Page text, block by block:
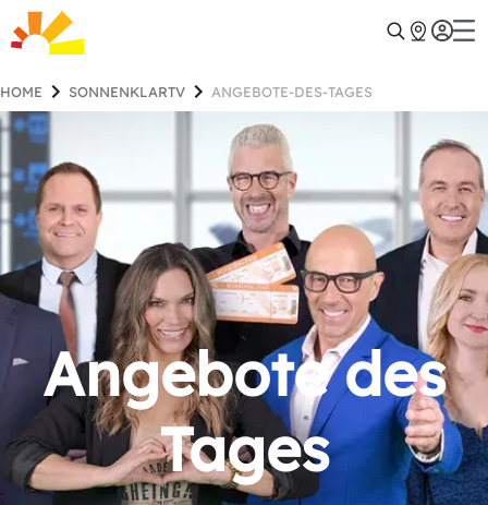
HOME SONNENKLARTV ANGEBOTE-DES-TAGES
Angebote des
Tages